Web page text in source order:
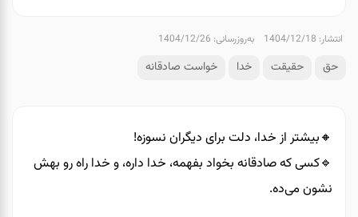
انتشار: 1404/12/18 به‌روزرسانی: 1404/12/26
حق حقیقت خدا خواست صادقانه
🔸️بیشتر از خدا، دلت برای دیگران نسوزه!
🔹️کسی که صادقانه بخواد بفهمه، خدا داره، و خدا راه رو بهش
نشون می‌ده.